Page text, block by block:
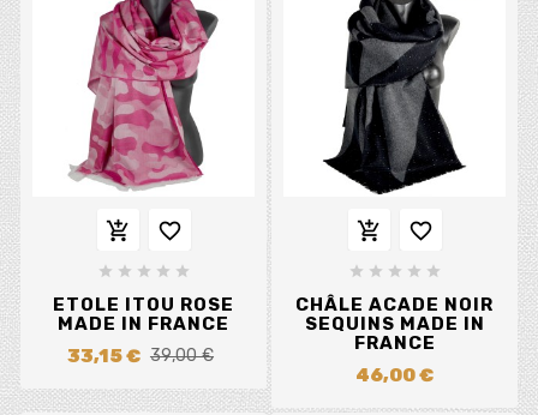
 
    
ETOLE ITOU ROSE
MADE IN FRANCE
33,15 € 39,00 €
 
    
CHÂLE ACADE NOIR
SEQUINS MADE IN
FRANCE
46,00 €